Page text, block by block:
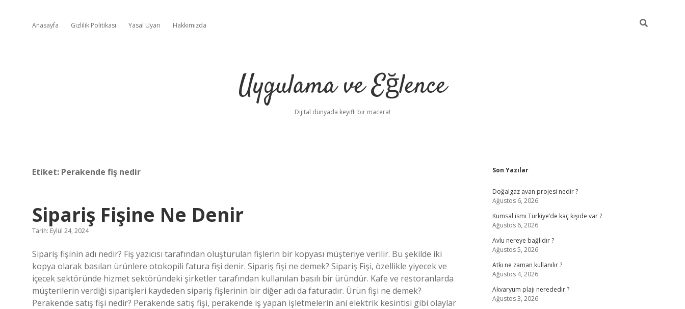
Anasayfa Gizlilik Politikası Yasal Uyarı Hakkımızda
Uygulama ve Eğlence
Dijital dünyada keyifli bir macera!
Etiket: Perakende fiş nedir
Sipariş Fişine Ne Denir
Tarih: Eylül 24, 2024
Sipariş fişinin adı nedir? Fiş yazıcısı tarafından oluşturulan fişlerin bir kopyası müşteriye verilir. Bu şekilde iki
kopya olarak basılan ürünlere otokopili fatura fişi denir. Sipariş fişi ne demek? Sipariş Fişi, özellikle yiyecek ve
içecek sektöründe hizmet sektöründeki şirketler tarafından kullanılan basılı bir üründür. Kafe ve restoranlarda
müşterilerin verdiği siparişleri kaydeden sipariş fişlerinin bir diğer adı da faturadır. Ürün fişi ne demek?
Perakende satış fişi nedir? Perakende satış fişi, perakende iş yapan işletmelerin ani elektrik kesintisi gibi olaylar
Sidebar
Son Yazılar
Doğalgaz avan projesi nedir ?
Ağustos 6, 2026
Kumsal ismi Türkiye’de kaç kişide var ?
Ağustos 6, 2026
Avlu nereye bağlıdır ?
Ağustos 5, 2026
Atkı ne zaman kullanılır ?
Ağustos 4, 2026
Akvaryum plajı nerededir ?
Ağustos 3, 2026